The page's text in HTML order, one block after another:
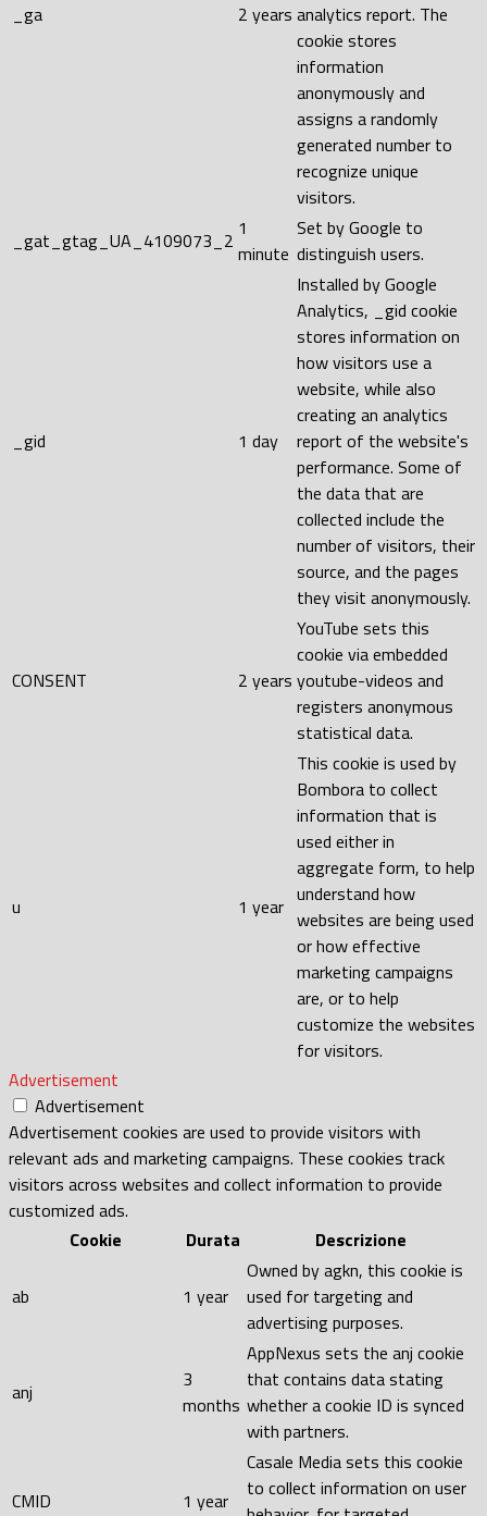
_ga 2 years analytics report. The
cookie stores
information
anonymously and
assigns a randomly
generated number to
recognize unique
visitors.
_gat_gtag_UA_4109073_2 1
minute
Set by Google to
distinguish users.
_gid 1 day
Installed by Google
Analytics, _gid cookie
stores information on
how visitors use a
website, while also
creating an analytics
report of the website's
performance. Some of
the data that are
collected include the
number of visitors, their
source, and the pages
they visit anonymously.
CONSENT 2 years
YouTube sets this
cookie via embedded
youtube-videos and
registers anonymous
statistical data.
u 1 year
This cookie is used by
Bombora to collect
information that is
used either in
aggregate form, to help
understand how
websites are being used
or how effective
marketing campaigns
are, or to help
customize the websites
for visitors.
Advertisement
Advertisement
Advertisement cookies are used to provide visitors with
relevant ads and marketing campaigns. These cookies track
visitors across websites and collect information to provide
customized ads.
Cookie
Durata Descrizione
ab 1 year
Owned by agkn, this cookie is
used for targeting and
advertising purposes.
anj
3
months
AppNexus sets the anj cookie
that contains data stating
whether a cookie ID is synced
with partners.
CMID 1 year
Casale Media sets this cookie
to collect information on user